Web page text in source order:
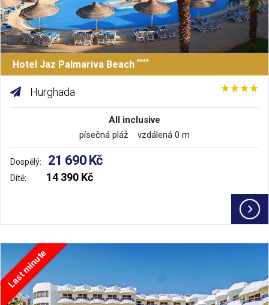
Hotel Jaz Palmariva Beach ****
Hurghada
All inclusive
písečná pláž vzdálená 0 m
Dospělý: 21 690 Kč
Dítě: 14 390 Kč
Last minute